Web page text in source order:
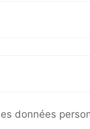
sur la liste
données